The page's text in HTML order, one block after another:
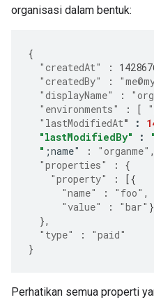
organisasi dalam bentuk:
{
"createdAt"
:
"createdBy"
:
"displayName"
:
"environments"
: [
"lastModifiedAt" :
"lastModifiedBy"
:
" ;name" : "organme" ,
"properties"
:
{
"property"
:
[{
"name"
: "foo" ,
"value"
: "bar"
},
"type"
:
"paid"
}
Perhatikan semua properti